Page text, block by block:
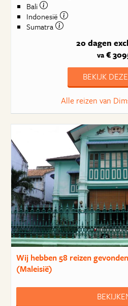
Bali
Indonesië
Sumatra
20 dagen
va€
BEKIJK
Alle reizen van
Wij hebben58 reizen
(Maleisië)